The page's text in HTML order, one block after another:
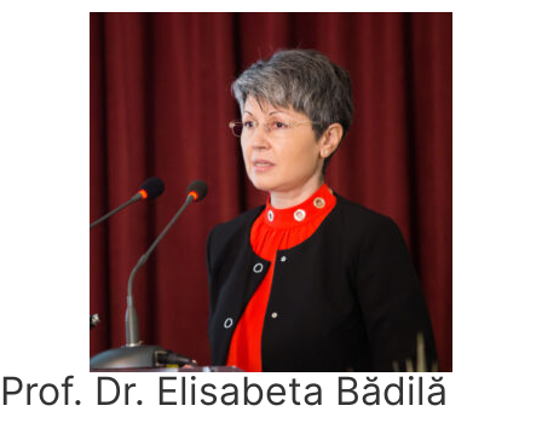
Prof. Dr. Elisabeta Bădilă